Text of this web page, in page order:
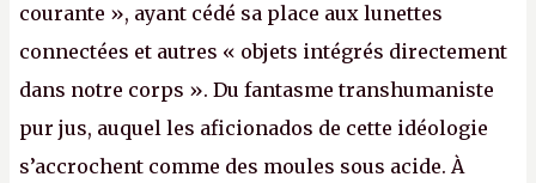
courante », ayant cédé sa place aux lunettes
connectées et autres « objets intégrés directement
dans notre corps ». Du fantasme transhumaniste
pur jus, auquel les aficionados de cette idéologie
s’accrochent comme des moules sous acide. À